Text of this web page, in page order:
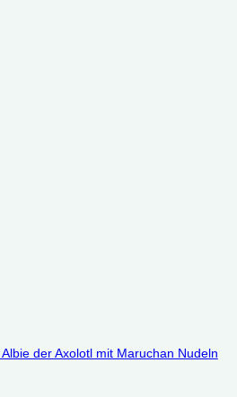
der Axolotl mit Maruchan Nudeln